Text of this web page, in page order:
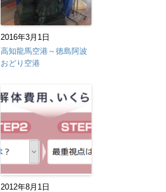
2016年3月1日
高知龍馬空港～徳島阿波
おどり空港
2012年8月1日